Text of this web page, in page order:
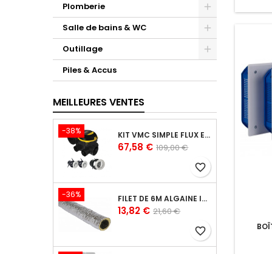
Plomberie
Salle de bains & WC
Outillage
Piles & Accus
MEILLEURES VENTES
-38% KIT VMC SIMPLE FLUX EASYHOME AUTORÉGLABLE COMBLES CLASSIC LIVRÉ AVEC 3 GRILLES DE VENTILATION BIP
Prix
67,58 € Prix
109,00 €
favorite_border
-36% FILET DE 6M ALGAINE ISOLÉE DIAMÈTRE 80 MM, CONDUITS SOUPLES PLASTIQUE POUR RÉSEAU DE VENTILATION EN MAISON INDIVIDUELLE
Prix
13,82 € Prix
21,60 €
favorite_border